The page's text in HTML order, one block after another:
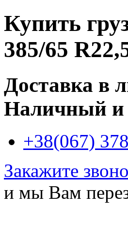
Купить
385/65
Доставка в
Наличный и
+38(067)
Закажите
и мы Вам